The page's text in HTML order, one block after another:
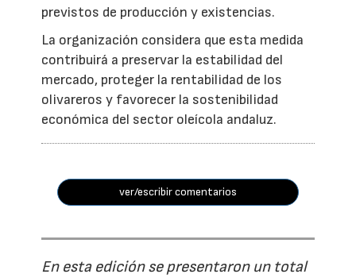
previstos de producción y existencias.
La organización considera que esta medida
contribuirá a preservar la estabilidad del
mercado, proteger la rentabilidad de los
olivareros y favorecer la sostenibilidad
económica del sector oleícola andaluz.
ver/escribir comentarios
En esta edición se presentaron un total